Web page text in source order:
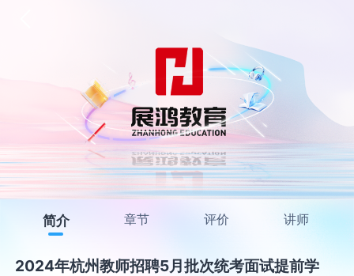
简介 章节 评价 讲师
2024年杭州教师招聘5月批次统考面试提前学